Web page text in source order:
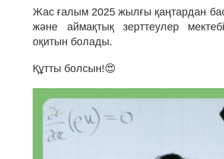
Жас ғалым 2025 жылғы қаңтардан
және аймақтық зерттеулер
оқитын болады.
Құтты болсын!😍